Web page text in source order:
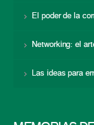
El poder de la
Networking: el
Las ideas para